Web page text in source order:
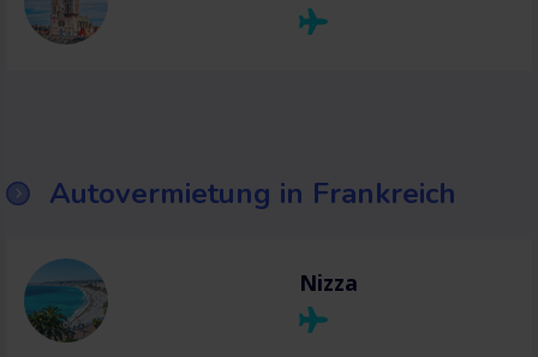
Autovermietung in Frankreich
Nizza